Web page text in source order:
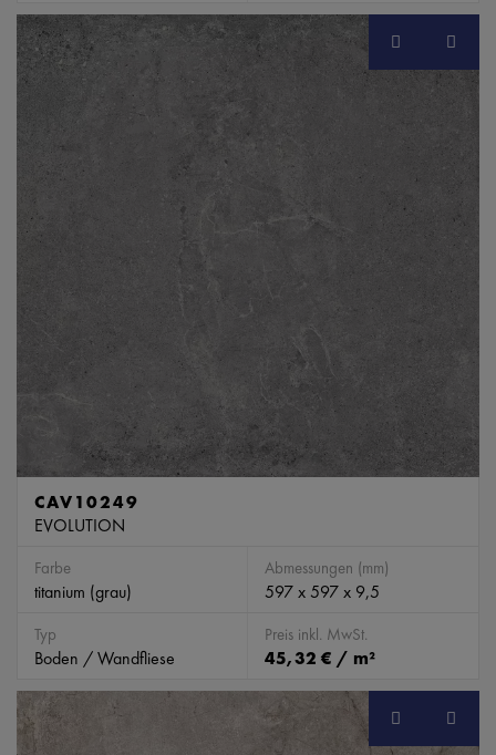
CAV10249
EVOLUTION
Farbe
titanium (grau)
Abmessungen (mm)
597 x 597 x 9,5
Typ
Boden / Wandfliese
Preis inkl. MwSt.
45,32 € / m²